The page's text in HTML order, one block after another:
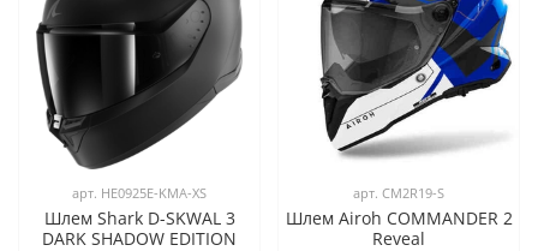
арт. HE0925E-KMA-XS
Шлем Shark D-SKWAL 3
DARK SHADOW EDITION
арт. CM2R19-S
Шлем Airoh COMMANDER 2
Reveal